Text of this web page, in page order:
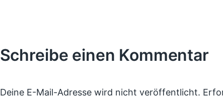
Schreibe einen Kommentar
Deine E-Mail-Adresse wird nicht veröffentlicht.